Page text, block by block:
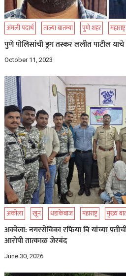
अंमली पदार्थ ताज्या बातम्या पुणे शहर महाराष्ट्र
पुणे पोलिसांची ड्रग तस्कर ललीत पाटील
October 11, 2023
अकोला खून धडाकेबाज महाराष्ट्र मुख्य
अकोला: नगरसेविका रफिया बि यांच्या
आरोपी तात्काळ जेरबंद
June 30, 2026